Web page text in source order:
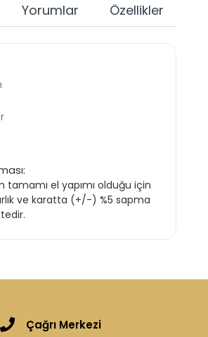
Yorumlar Özellikler
tamamı el yapımı olduğu için
ve karatta (+/-) %5 sapma
Çağrı Merkezi